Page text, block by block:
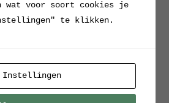
wat voor soort cookies je
te klikken.
Instellingen